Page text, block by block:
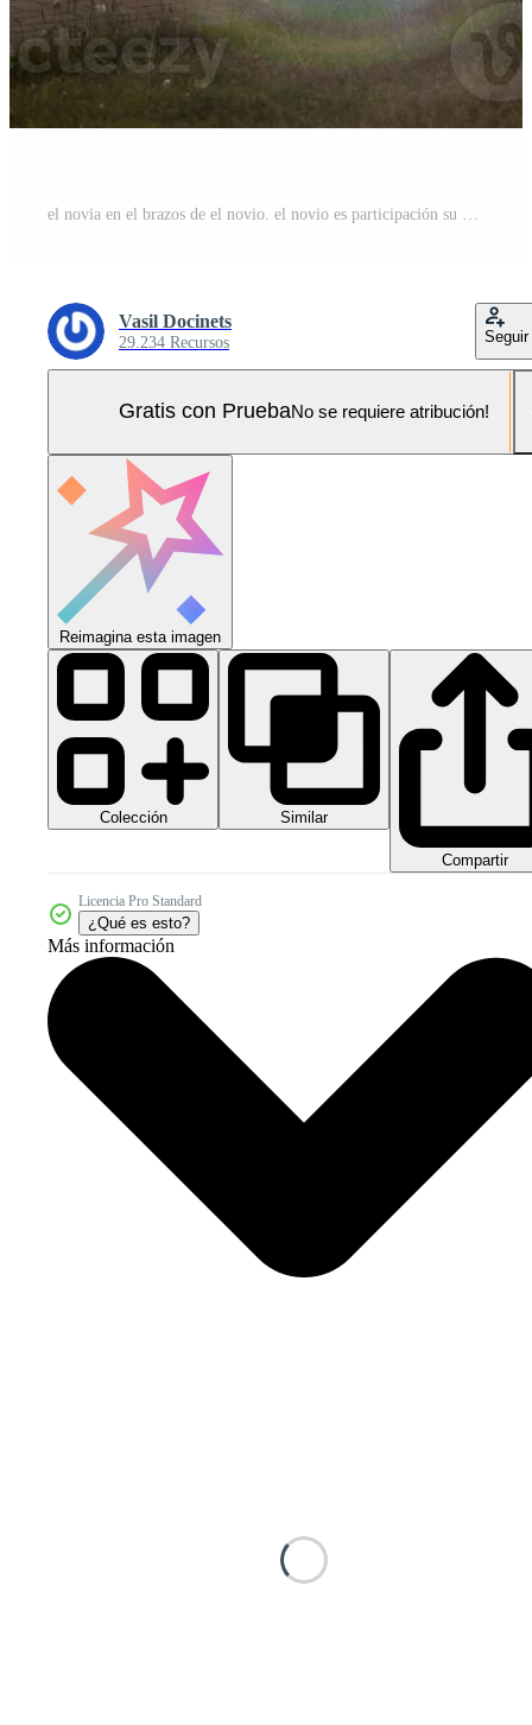
Vasil Docinets
29.234 Recursos Seguir
Gratis con PruebaNo se requiere atribución!
Reimagina esta imagen
Colección Similar
Compartir
Licencia Pro Standard
¿Qué es esto?
Más información